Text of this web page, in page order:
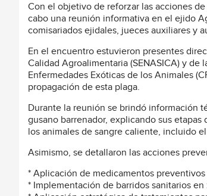
Con el objetivo de reforzar las acciones
cabo una reunión informativa en el ejido
comisariados ejidales, jueces auxiliares y
En el encuentro estuvieron presentes
Calidad Agroalimentaria (SENASICA) y
Enfermedades Exóticas de los Animales
propagación de esta plaga.
Durante la reunión se brindó información
gusano barrenador, explicando sus
los animales de sangre caliente, incluido
Asimismo, se detallaron las acciones
* Aplicación de medicamentos
* Implementación de barridos sanitarios en